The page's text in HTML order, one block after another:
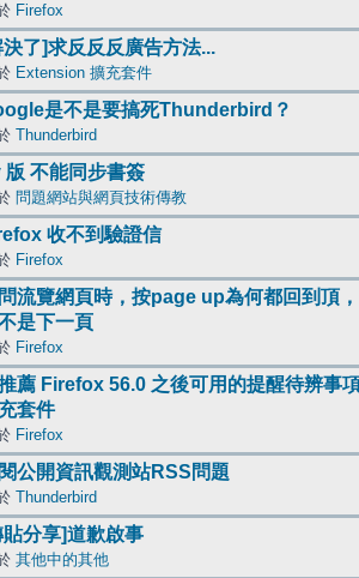
Firefox
決了]求反反反廣告方法...
Extension 擴充套件
是不是要搞死Thunderbird？
Thunderbird
版 不能同步書簽
問題網站與網頁技術傳教
收不到驗證信
Firefox
流覽網頁時，按page up為何都回到頂，
是下一頁
Firefox
薦 Firefox 56.0 之後可用的提醒待辨事
套件
Firefox
公開資訊觀測站RSS問題
Thunderbird
貼分享]道歉啟事
其他中的其他